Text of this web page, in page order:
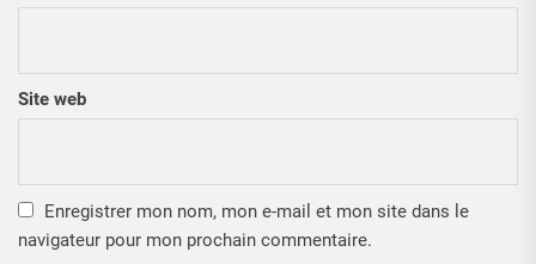
Site web
Enregistrer mon nom, mon e-mail et mon site dans le
navigateur pour mon prochain commentaire.